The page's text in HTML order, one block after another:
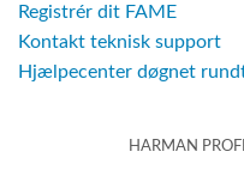
Registrér dit FAME
Kontakt teknisk support
Hjælpecenter døgnet
HARMAN